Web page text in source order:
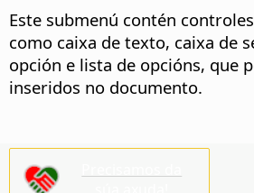
Este submenú contén
como caixa de texto, caixa de
opción e lista de opcións, que
inseridos no documento.